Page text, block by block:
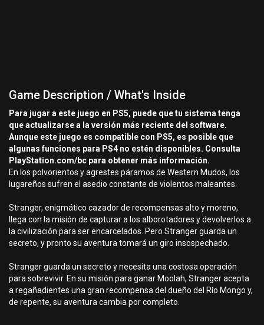
Game Description / What's Inside
Para jugar a este juego en PS5, puede que tu sistema tenga
que actualizarse a la versión más reciente del software.
Aunque este juego es compatible con PS5, es posible que
algunas funciones para PS4 no estén disponibles. Consulta
PlayStation.com/bc para obtener más información.
En los polvorientos y agrestes páramos de Western Mudos, los
lugareños sufren el asedio constante de violentos maleantes.
Stranger, enigmático cazador de recompensas alto y moreno,
llega con la misión de capturar a los alborotadores y devolverlos a
la civilización para ser encarcelados. Pero Stranger guarda un
secreto, y pronto su aventura tomará un giro insospechado.
Stranger guarda un secreto y necesita una costosa operación
para sobrevivir. En su misión para ganar Moolah, Stranger acepta
a regañadientes una gran recompensa del dueño del Río Mongo y,
de repente, su aventura cambia por completo.